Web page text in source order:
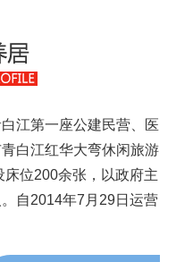
江第一座公建民营、医
白江红华大弯休闲旅游
位200余张，以政府主
自2014年7月29日运营